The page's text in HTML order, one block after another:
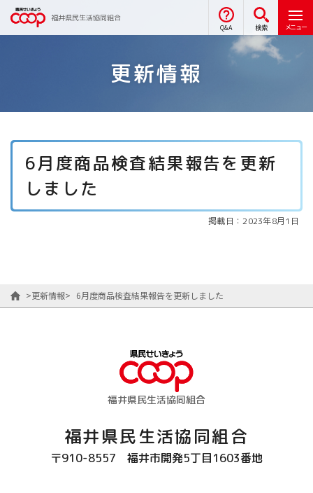
福井県民生活協同組合
Q&A 検索 メニュー
更新情報
6月度商品検査結果報告を更新
しました
掲載日：2023年8月1日
>更新情報> 6月度商品検査結果報告を更新しました
福井県民生活協同組合
福井県民生活協同組合
〒910-8557 福井市開発5丁目1603番地